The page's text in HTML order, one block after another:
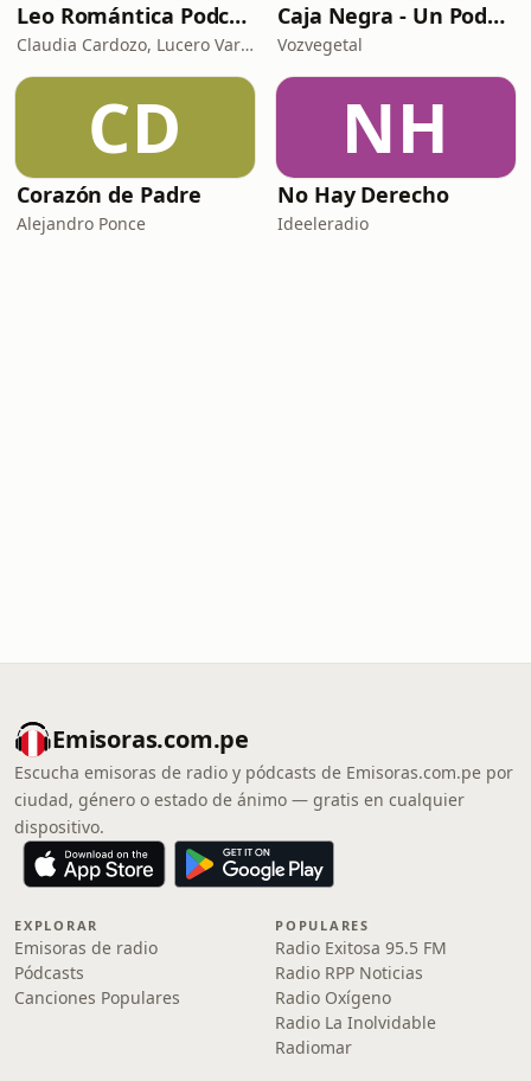
Leo Romántica Podcast
Claudia Cardozo, Lucero Vargas y Victoria Delgado.
Caja Negra - Un Podcast de Soda Stereo
Vozvegetal
CD
Corazón de Padre
Alejandro Ponce
NH
No Hay Derecho
Ideeleradio
Emisoras.com.pe
Escucha emisoras de radio y pódcasts de Emisoras.com.pe por
ciudad, género o estado de ánimo — gratis en cualquier
dispositivo.
EXPLORAR
Emisoras de radio
Pódcasts
Canciones Populares
POPULARES
Radio Exitosa 95.5 FM
Radio RPP Noticias
Radio Oxígeno
Radio La Inolvidable
Radiomar